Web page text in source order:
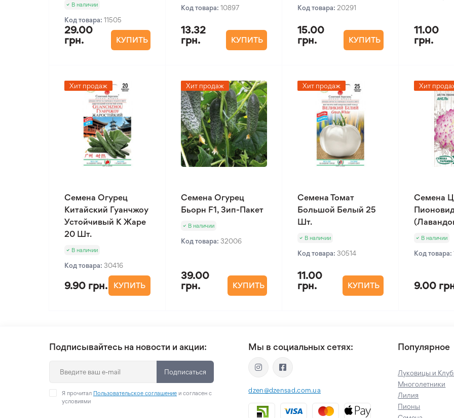
В наличии
Код товара: 11505
29.00
грн.
КУПИТЬ
Код товара: 10897
13.32
грн.
КУПИТЬ
Код товара: 20291
15.00
грн.
КУПИТЬ
11.00
грн.
Хит продаж
Семена Огурец
Китайский Гуанчжоу
Устойчивый К Жаре
20 Шт.
В наличии
Код товара: 30416
9.90 грн. КУПИТЬ
Хит продаж
Семена Огурец
Бьорн F1, Зип-Пакет
В наличии
Код товара: 32006
39.00
грн.
КУПИТЬ
Хит продаж
Семена Томат
Большой Белый 25
Шт.
В наличии
Код товара: 30514
11.00
грн.
КУПИТЬ
Хит
Семена
В наличии
Код товара:
9.00
Подписывайтесь на новости и акции:
Подписаться
Я прочитал Пользовательское соглашение и согласен с
условиями
Мы в социальных сетях:
dzen@dzensad.com.ua
Популярное
Луковицы и
Многолетники
Лилия
Пионы